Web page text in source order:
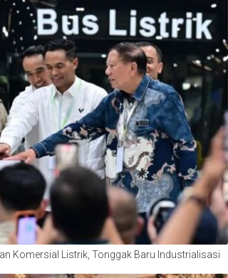
Komersial Listrik, Tonggak Baru Industrialisasi